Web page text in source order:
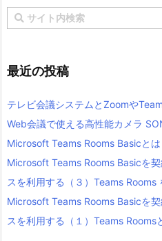
最近の投稿
テレビ会議システムとZoomや
Web会議で使える高性能カメラ
Microsoft Teams Rooms Basicとは
Microsoft Teams Rooms Basicを
スを利用する（３）Teams
Microsoft Teams Rooms Basicを
スを利用する（１）Teams Rooms